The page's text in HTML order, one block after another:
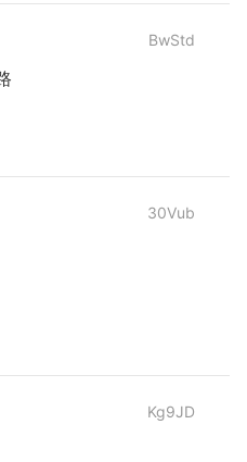
BwStd
30Vub
Kg9JD